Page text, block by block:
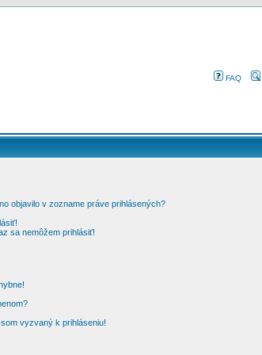
FAQ
objavilo v zozname práve prihlásených?
sa nemôžem prihlásiť!
vyzvaný k prihláseniu!